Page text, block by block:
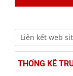
THỐNG KÊ